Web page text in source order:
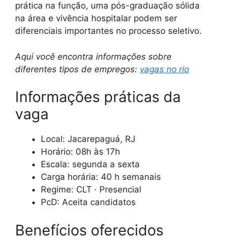
prática na função, uma pós-graduação sólida
na área e vivência hospitalar podem ser
diferenciais importantes no processo seletivo.
Aqui você encontra informações sobre
diferentes tipos de empregos: vagas no rio
Informações práticas da
vaga
Local: Jacarepaguá, RJ
Horário: 08h às 17h
Escala: segunda a sexta
Carga horária: 40 h semanais
Regime: CLT · Presencial
PcD: Aceita candidatos
Benefícios oferecidos